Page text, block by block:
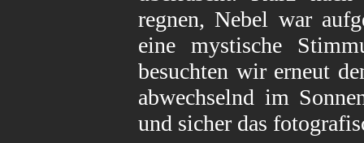
regnen, Nebel war
eine mystische
besuchten wir erneut
abwechselnd im
und sicher das